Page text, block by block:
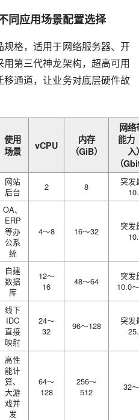
同应用场景配置选择
格，适用于网络服务器、开
第三代神龙架构，超高可用
通道，让业务对底层硬件故
使用
场景
vCPU
内存
（GiB）
网络
能力
入
（
网站
后台
2 8
突发
OA、
ERP
等办
公系
统
4～8 16～32
突发
自建
数据
库
12～
16
48～64
突发
10.0
线下
IDC
直接
映射
24～
32
96～128
突发
高性
能计
算、
大游
戏并
发
64～
128
256～
512
32